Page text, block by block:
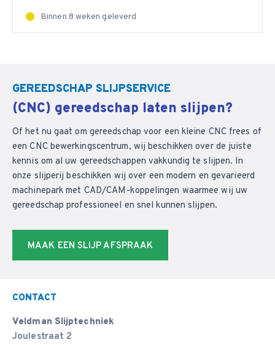
Binnen 8 weken geleverd
GEREEDSCHAP SLIJPSERVICE
(CNC) gereedschap laten slijpen?
Of het nu gaat om gereedschap voor een kleine CNC frees of
een CNC bewerkingscentrum, wij beschikken over de juiste
kennis om al uw gereedschappen vakkundig te slijpen. In
onze slijperij beschikken wij over een modern en gevarieerd
machinepark met CAD/CAM-koppelingen waarmee wij uw
gereedschap professioneel en snel kunnen slijpen.
MAAK EEN SLIJP AFSPRAAK
CONTACT
Veldman Slijptechniek
Joulestraat 2